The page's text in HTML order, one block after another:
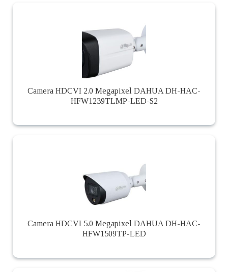
Camera HDCVI 2.0 Megapixel DAHUA DH-HAC-
HFW1239TLMP-LED-S2
Camera HDCVI 5.0 Megapixel DAHUA DH-HAC-
HFW1509TP-LED